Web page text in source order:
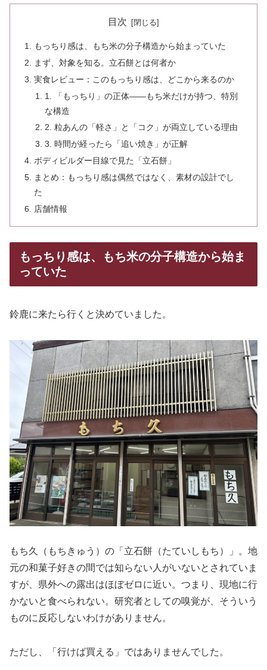
目次
もっちり感は、もち米の分子構造から始まっていた
まず、対象を知る。立石餅とは何者か
実食レビュー：このもっちり感は、どこから来るのか
1. 「もっちり」の正体——もち米だけが持つ、特別
な構造
2. 粒あんの「軽さ」と「コク」が両立している理由
3. 時間が経ったら「追い焼き」が正解
ボディビルダー目線で見た「立石餅」
まとめ：もっちり感は偶然ではなく、素材の設計でし
た
店舗情報
もっちり感は、もち米の分子構造から始ま
っていた
鈴鹿に来たら行くと決めていました。
もち久（もちきゅう）の「立石餅（たていしもち）」。地
元の和菓子好きの間では知らない人がいないとされていま
すが、県外への露出はほぼゼロに近い。つまり、現地に行
かないと食べられない。研究者としての嗅覚が、そういう
ものに反応しないわけがありません。
ただし、「行けば買える」ではありませんでした。